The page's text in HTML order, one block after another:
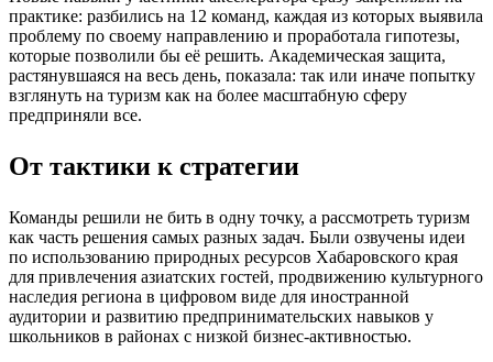
практике: разбились на 12 команд, каждая из которых выявила
проблему по своему направлению и проработала гипотезы,
которые позволили бы её решить. Академическая защита,
растянувшаяся на весь день, показала: так или иначе попытку
взглянуть на туризм как на более масштабную сферу
предприняли все.
От тактики к стратегии
Команды решили не бить в одну точку, а рассмотреть туризм
как часть решения самых разных задач. Были озвучены идеи
по использованию природных ресурсов Хабаровского края
для привлечения азиатских гостей, продвижению культурного
наследия региона в цифровом виде для иностранной
аудитории и развитию предпринимательских навыков у
школьников в районах с низкой бизнес-активностью.